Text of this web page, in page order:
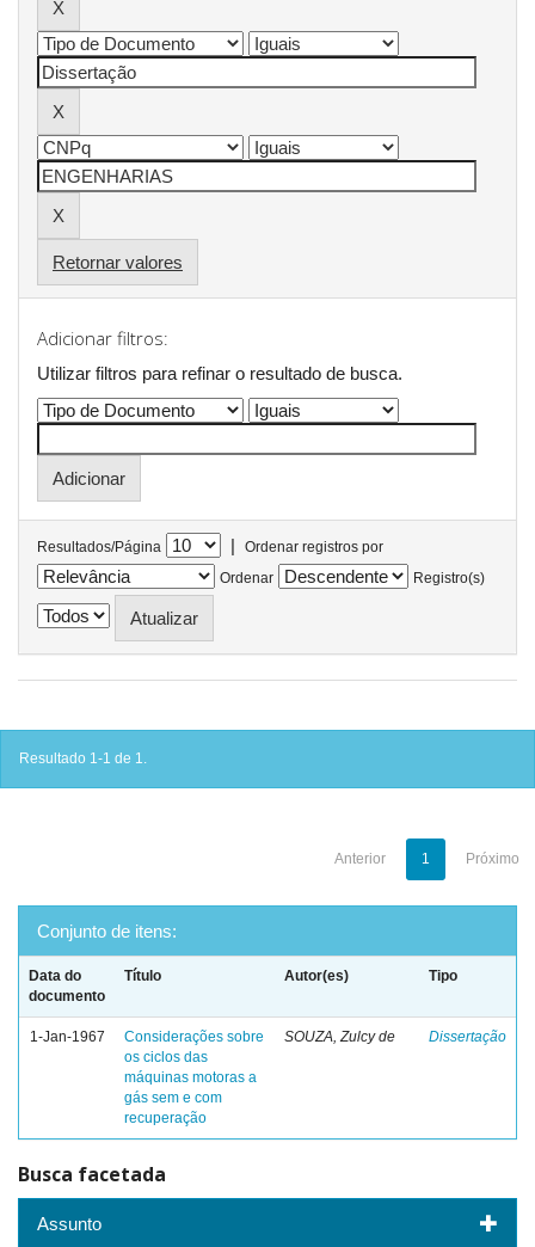
Retornar valores
Adicionar filtros:
Utilizar filtros para refinar o resultado de busca.
Resultados/Página |
Ordenar registros por
Ordenar
Registro(s)
Resultado 1-1 de 1.
Anterior 1 Próximo
Conjunto de itens:
Data do
documento
Título Autor(es) Tipo
1-Jan-1967
Considerações sobre
os ciclos das
máquinas motoras a
gás sem e com
recuperação
SOUZA, Zulcy de Dissertação
Busca facetada
Assunto